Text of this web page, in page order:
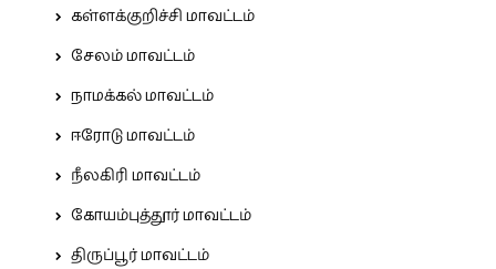
கள்ளக்குறிச்சி மாவட்டம்
சேலம் மாவட்டம்
நாமக்கல் மாவட்டம்
ஈரோடு மாவட்டம்
நீலகிரி மாவட்டம்
கோயம்புத்தூர் மாவட்டம்
திருப்பூர் மாவட்டம்